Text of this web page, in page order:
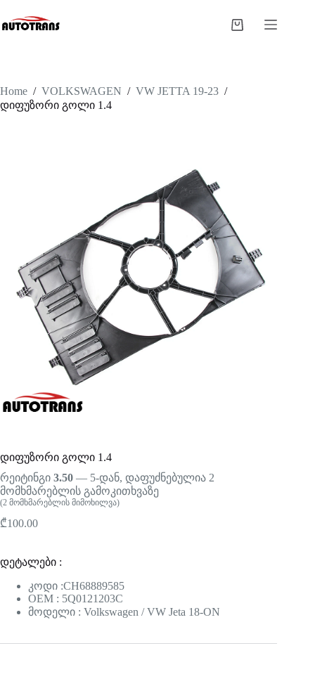
Home / VOLKSWAGEN / VW JETTA 19-23 /
დიფუზორი გოლი 1.4
დიფუზორი გოლი 1.4
რეიტინგი 3.50 — 5-დან, დაფუძნებულია 2
მომხმარებლის გამოკითხვაზე
(2 მომხმარებლის მიმოხილვა)
₾100.00
დეტალები :
კოდი :CH68889585
OEM : 5Q0121203C
მოდელი : Volkswagen / VW Jeta 18-ON